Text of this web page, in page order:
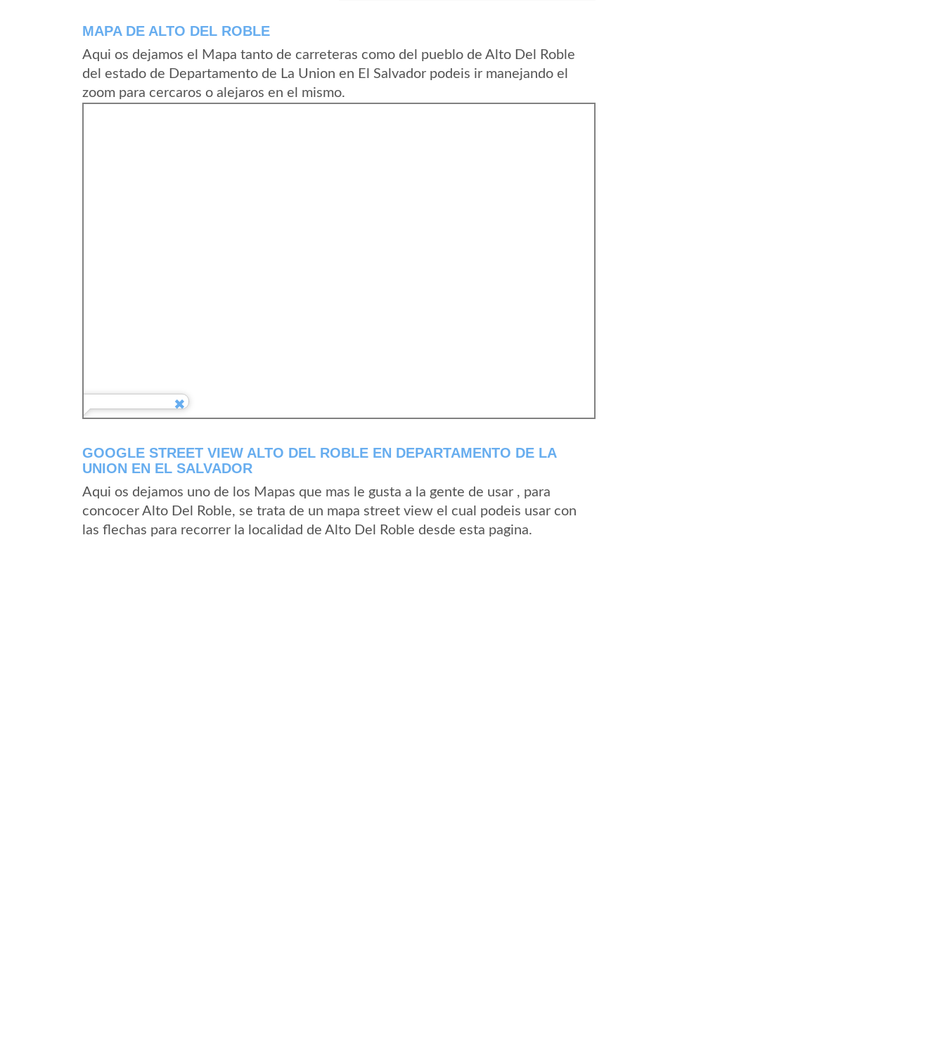
MAPA DE ALTO DEL ROBLE
Aqui os dejamos el Mapa tanto de carreteras como del pueblo de Alto Del Roble
del estado de Departamento de La Union en El Salvador podeis ir manejando el
zoom para cercaros o alejaros en el mismo.
GOOGLE STREET VIEW ALTO DEL ROBLE EN DEPARTAMENTO DE LA
UNION EN EL SALVADOR
Aqui os dejamos uno de los Mapas que mas le gusta a la gente de usar , para
concocer Alto Del Roble, se trata de un mapa street view el cual podeis usar con
las flechas para recorrer la localidad de Alto Del Roble desde esta pagina.